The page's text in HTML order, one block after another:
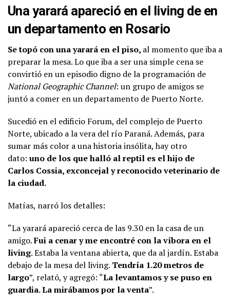
Una yarará apareció en el living de en
un departamento en Rosario
Se topó con una yarará en el piso, al momento que iba a
preparar la mesa. Lo que iba a ser una simple cena se
convirtió en un episodio digno de la programación de
National Geographic Channel: un grupo de amigos se
juntó a comer en un departamento de Puerto Norte.
Sucedió en el edificio Forum, del complejo de Puerto
Norte, ubicado a la vera del río Paraná. Además, para
sumar más color a una historia insólita, hay otro
dato: uno de los que halló al reptil es el hijo de
Carlos Cossia, exconcejal y reconocido veterinario de
la ciudad.
Matías, narró los detalles:
“La yarará apareció cerca de las 9.30 en la casa de un
amigo.Fui a cenar y me encontré con la víbora en el
living. Estaba la ventana abierta, que da al jardín. Estaba
debajo de la mesa del living. Tendría 1.20 metros de
largo”, relató, y agregó: “La levantamos y se puso en
guardia. La mirábamos por la venta”.